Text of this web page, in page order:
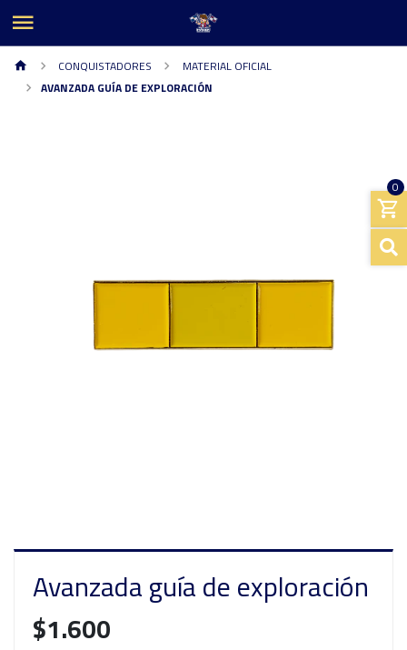
0
CONQUISTADORES
MATERIAL OFICIAL
AVANZADA GUÍA DE EXPLORACIÓN
Avanzada guía de exploración
$1.600